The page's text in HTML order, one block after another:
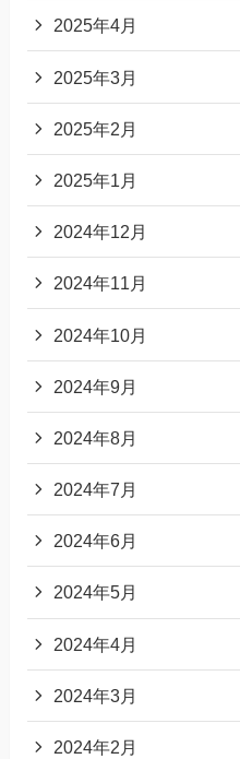
2025年4月
2025年3月
2025年2月
2025年1月
2024年12月
2024年11月
2024年10月
2024年9月
2024年8月
2024年7月
2024年6月
2024年5月
2024年4月
2024年3月
2024年2月